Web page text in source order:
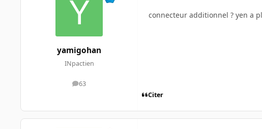
yamigohan
INpactien
63
messages
connecteur additionnel ? yen a
Citer